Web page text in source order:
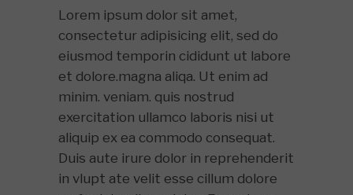
Lorem ipsum dolor sit amet,
consectetur adipisicing elit, sed do
eiusmod temporin cididunt ut labore
et dolore.magna aliqa. Ut enim ad
minim. veniam. quis nostrud
exercitation ullamco laboris nisi ut
aliquip ex ea commodo consequat.
Duis aute irure dolor in reprehenderit
in vlupt ate velit esse cillum dolore